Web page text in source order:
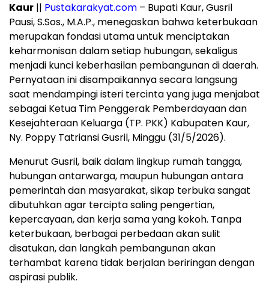
Kaur || Pustakarakyat.com – Bupati Kaur, Gusril
Pausi, S.Sos., M.A.P., menegaskan bahwa keterbukaan
merupakan fondasi utama untuk menciptakan
keharmonisan dalam setiap hubungan, sekaligus
menjadi kunci keberhasilan pembangunan di daerah.
Pernyataan ini disampaikannya secara langsung
saat mendampingi isteri tercinta yang juga menjabat
sebagai Ketua Tim Penggerak Pemberdayaan dan
Kesejahteraan Keluarga (TP. PKK) Kabupaten Kaur,
Ny. Poppy Tatriansi Gusril, Minggu (31/5/2026).
Menurut Gusril, baik dalam lingkup rumah tangga,
hubungan antarwarga, maupun hubungan antara
pemerintah dan masyarakat, sikap terbuka sangat
dibutuhkan agar tercipta saling pengertian,
kepercayaan, dan kerja sama yang kokoh. Tanpa
keterbukaan, berbagai perbedaan akan sulit
disatukan, dan langkah pembangunan akan
terhambat karena tidak berjalan beriringan dengan
aspirasi publik.